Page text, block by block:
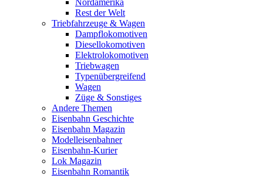
Nordamerika
Rest der Welt
Triebfahrzeuge & Wagen
Dampflokomotiven
Diesellokomotiven
Elektrolokomotiven
Triebwagen
Typenübergreifend
Wagen
Züge & Sonstiges
Andere Themen
Eisenbahn Geschichte
Eisenbahn Magazin
Modelleisenbahner
Eisenbahn-Kurier
Lok Magazin
Eisenbahn Romantik